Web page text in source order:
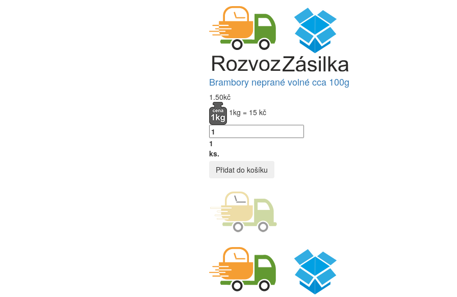
Brambory neprané volné cca 100g
1.50kč
1kg = 15 kč
1
ks.
Přidat do košíku